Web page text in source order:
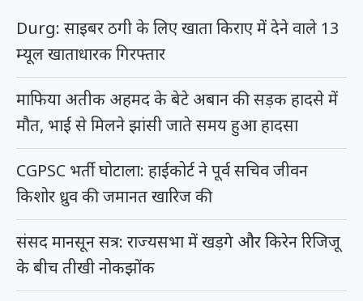
Durg: साइबर ठगी के लिए खाता किराए में देने वाले 13
म्यूल खाताधारक गिरफ्तार
माफिया अतीक अहमद के बेटे अबान की सड़क हादसे में
मौत, भाई से मिलने झांसी जाते समय हुआ हादसा
CGPSC भर्ती घोटाला: हाईकोर्ट ने पूर्व सचिव जीवन
किशोर ध्रुव की जमानत खारिज की
संसद मानसून सत्र: राज्यसभा में खड़गे और किरेन रिजिजू
के बीच तीखी नोकझोंक